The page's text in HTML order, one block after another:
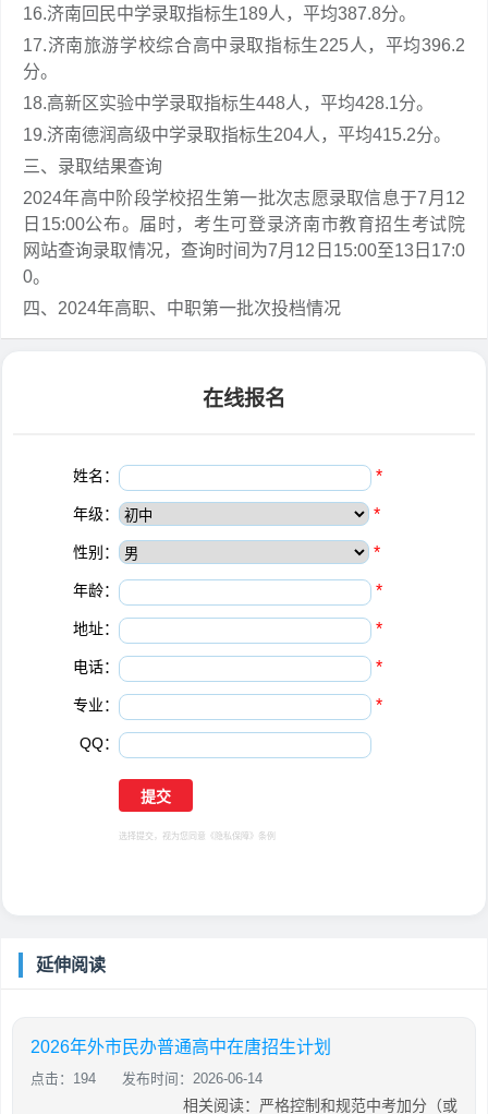
16.济南回民中学录取指标生189人，平均387.8分。
17.济南旅游学校综合高中录取指标生225人，平均396.2
分。
18.高新区实验中学录取指标生448人，平均428.1分。
19.济南德润高级中学录取指标生204人，平均415.2分。
三、录取结果查询
2024年高中阶段学校招生第一批次志愿录取信息于7月12
日15:00公布。届时，考生可登录济南市教育招生考试院
网站查询录取情况，查询时间为7月12日15:00至13日17:0
0。
四、2024年高职、中职第一批次投档情况
在线报名
姓名： *
年级： *
性别： *
年龄： *
地址： *
电话： *
专业： *
QQ：
选择提交，视为您同意 《隐私保障》 条例
延伸阅读
2026年外市民办普通高中在唐招生计划
点击：194 发布时间：2026-06-14
相关阅读：严格控制和规范中考加分（或